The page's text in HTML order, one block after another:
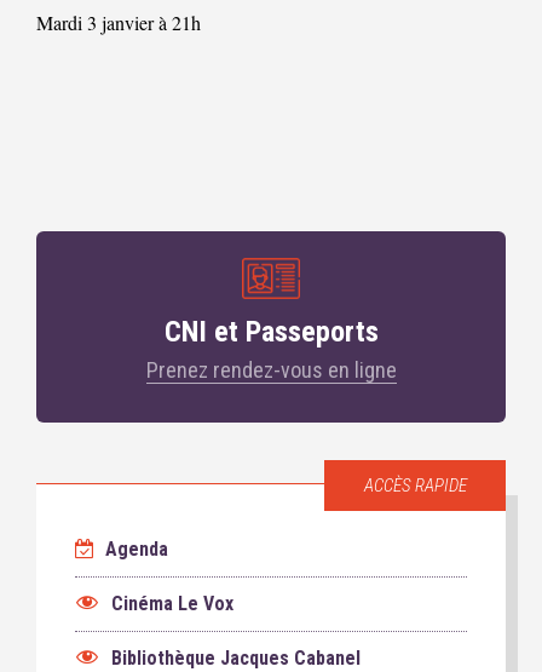
Mardi 3 janvier à 21h
CNI et Passeports
Prenez rendez-vous en ligne
ACCÈS RAPIDE
Agenda
Cinéma Le Vox
Bibliothèque Jacques Cabanel